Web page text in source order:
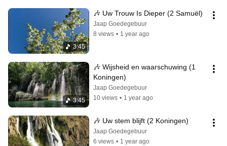
3:45
🎶 Uw Trouw Is Dieper (2 Samuël)
Jaap Goedegebuur
8 views • 1 year ago
3:45
🎶 Wijsheid en waarschuwing (1
Koningen)
Jaap Goedegebuur
10 views • 1 year ago
🎶 Uw stem blijft (2 Koningen)
Jaap Goedegebuur
6 views • 1 year ago